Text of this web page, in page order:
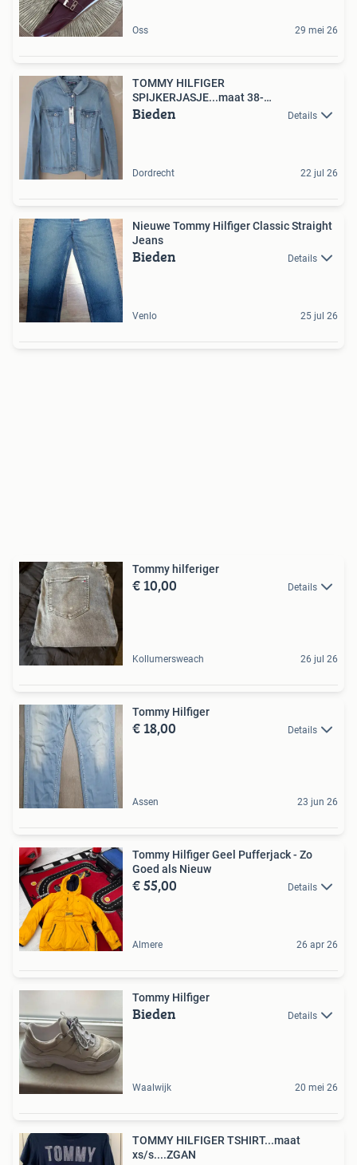
Oss 29 mei 26
TOMMY HILFIGER
SPIJKERJASJE...maat 38-
40...NIEUWSTAAT!
Bieden Details
Dordrecht 22 jul 26
Nieuwe Tommy Hilfiger Classic Straight
Jeans
Bieden Details
Venlo 25 jul 26
Tommy hilferiger
€ 10,00 Details
Kollumersweach 26 jul 26
Tommy Hilfiger
€ 18,00 Details
Assen 23 jun 26
Tommy Hilfiger Geel Pufferjack - Zo
Goed als Nieuw
€ 55,00 Details
Almere 26 apr 26
Tommy Hilfiger
Bieden Details
Waalwijk 20 mei 26
TOMMY HILFIGER TSHIRT...maat
xs/s....ZGAN